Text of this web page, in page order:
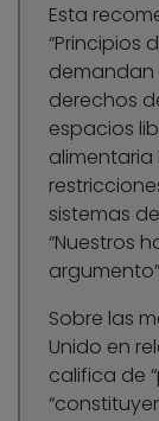
Esta
“Principios
demandan
derechos
espacios
sistemas
“Nuestros
Sobre las
Unido en
califica de